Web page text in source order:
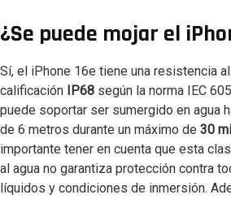
¿Se puede mojar el
Sí, el iPhone 16e tiene una resistencia
calificación IP68 según la norma IEC
puede soportar ser sumergido en agua
de 6 metros durante un máximo de 30
importante tener en cuenta que esta
al agua no garantiza protección contra
líquidos y condiciones de inmersión.